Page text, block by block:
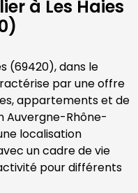
à Les Haies
(69420), dans le
par une offre
appartements et de
Auvergne-Rhône-
localisation
un cadre de vie
pour différents